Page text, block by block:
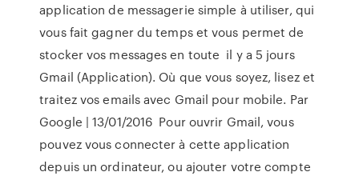
application de messagerie simple à utiliser, qui
vous fait gagner du temps et vous permet de
stocker vos messages en toute il y a 5 jours
Gmail (Application). Où que vous soyez, lisez et
traitez vos emails avec Gmail pour mobile. Par
Google | 13/01/2016 Pour ouvrir Gmail, vous
pouvez vous connecter à cette application
depuis un ordinateur, ou ajouter votre compte